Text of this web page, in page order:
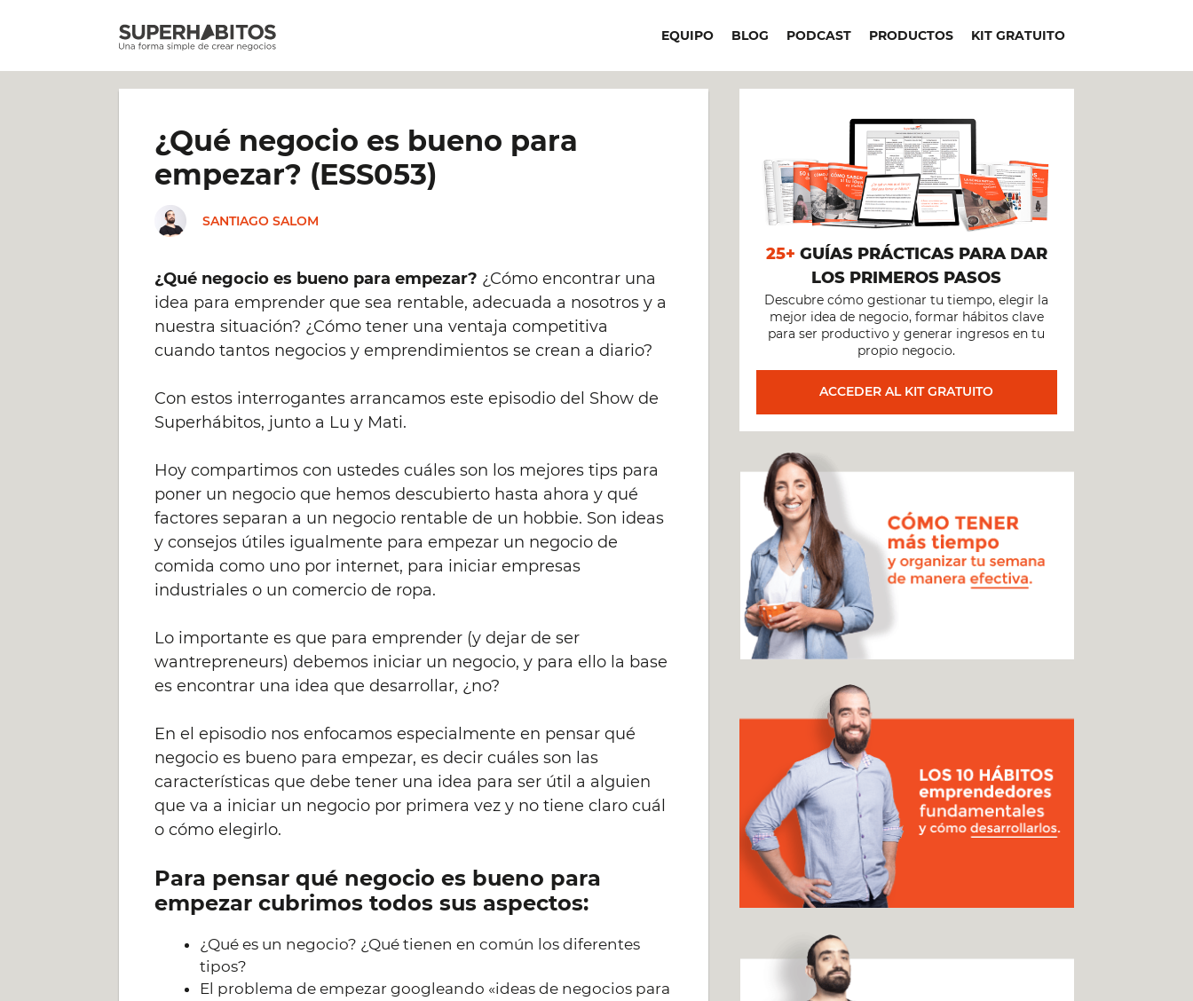
EQUIPO BLOG PODCAST PRODUCTOS KIT GRATUITO
¿Qué negocio es bueno para
empezar? (ESS053)
SANTIAGO SALOM
¿Qué negocio es bueno para empezar? ¿Cómo encontrar una
idea para emprender que sea rentable, adecuada a nosotros y a
nuestra situación? ¿Cómo tener una ventaja competitiva
cuando tantos negocios y emprendimientos se crean a diario?
Con estos interrogantes arrancamos este episodio del Show de
Superhábitos, junto a Lu y Mati.
Hoy compartimos con ustedes cuáles son los mejores tips para
poner un negocio que hemos descubierto hasta ahora y qué
factores separan a un negocio rentable de un hobbie. Son ideas
y consejos útiles igualmente para empezar un negocio de
comida como uno por internet, para iniciar empresas
industriales o un comercio de ropa.
Lo importante es que para emprender (y dejar de ser
wantrepreneurs) debemos iniciar un negocio, y para ello la base
es encontrar una idea que desarrollar, ¿no?
En el episodio nos enfocamos especialmente en pensar qué
negocio es bueno para empezar, es decir cuáles son las
características que debe tener una idea para ser útil a alguien
que va a iniciar un negocio por primera vez y no tiene claro cuál
o cómo elegirlo.
Para pensar qué negocio es bueno para
empezar cubrimos todos sus aspectos:
¿Qué es un negocio? ¿Qué tienen en común los diferentes
tipos?
El problema de empezar googleando «ideas de negocios para
25+ GUÍAS PRÁCTICAS PARA DAR
LOS PRIMEROS PASOS
Descubre cómo gestionar tu tiempo, elegir la
mejor idea de negocio, formar hábitos clave
para ser productivo y generar ingresos en tu
propio negocio.
ACCEDER AL KIT GRATUITO